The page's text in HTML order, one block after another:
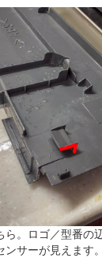
ら。ロゴ／型番の
サーが見えます。